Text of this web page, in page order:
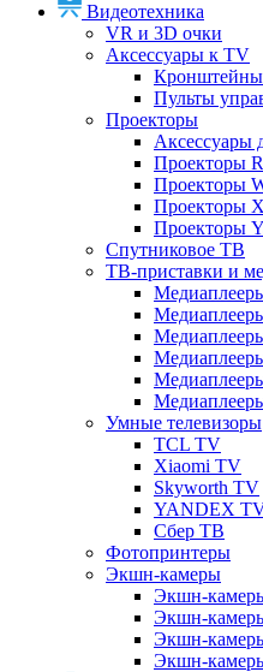
Видеотехника
VR и 3D очки
Аксессуары к TV
Пульты
Проекторы
Аксессуары
Проекторы
Проекторы
Проекторы
Проекторы
Спутниковое ТВ
ТВ-приставки и
Умные телевизоры
TCL TV
Xiaomi TV
Skyworth TV
YANDEX
Сбер ТВ
Фотопринтеры
Экшн-камеры
Экшн-
Экшн-
Экшн-
Экшн-